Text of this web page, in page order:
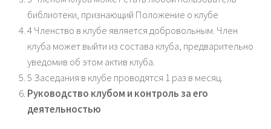
библиотеки, признающий Положение о клубе
4 Членство в клубе является добровольным. Член
клуба может выйти из состава клуба, предварительно
уведомив об этом актив клуба.
5 Заседания в клубе проводятся 1 раз в месяц.
Руководство клубом и контроль за его
деятельностью